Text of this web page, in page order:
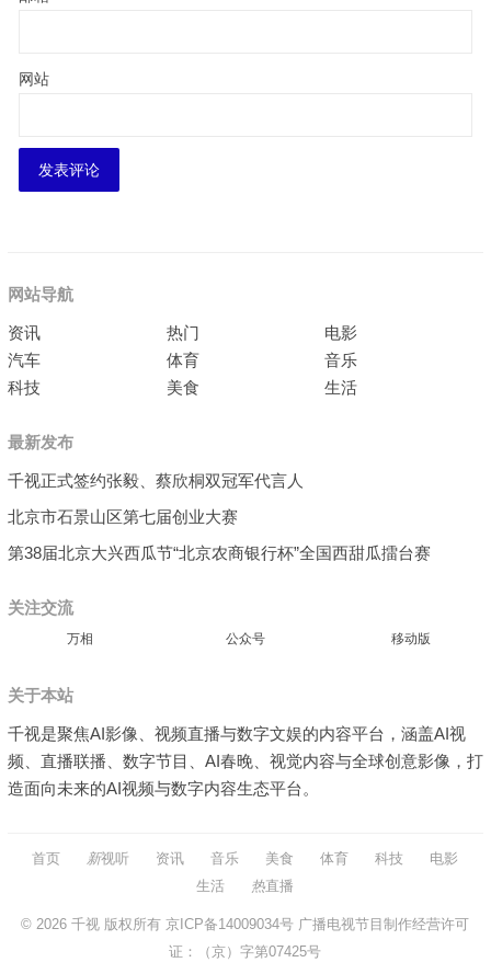
网站
网站导航
资讯 热门
电影
汽车
体育
音乐
科技
美食 生活
最新发布
千视正式签约张毅、蔡欣桐双冠军代言人
北京市石景山区第七届创业大赛
第38届北京大兴西瓜节“北京农商银行杯”全国西甜瓜擂台赛
关注交流
万相 公众号 移动版
关于本站
千视是聚焦AI影像、视频直播与数字文娱的内容平台，涵盖AI视
频、直播联播、数字节目、AI春晚、视觉内容与全球创意影像，打
造面向未来的AI视频与数字内容生态平台。
首页 新视听 资讯 音乐 美食 体育 科技
电影
生活
热直播
© 2026千视 版权所有京ICP备14009034号 广播电视节目制作经营许可
证：（京）字第07425号